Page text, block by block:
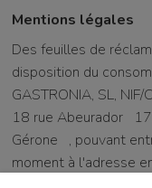
Mentions légales
Des feuilles de
disposition du
GASTRONIA, SL,
18 rue Abeurador
Gérone
, pouvant
moment à l'adresse